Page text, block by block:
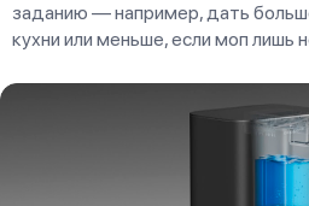
заданию — например, дать
кухни или меньше, если моп лишь